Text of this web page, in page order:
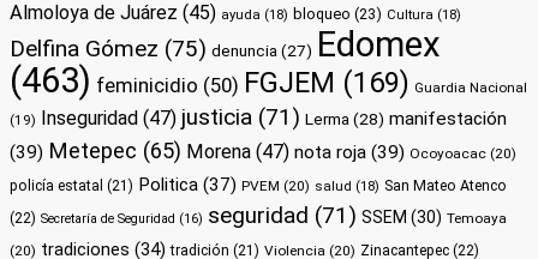
Almoloya de Juárez (45) ayuda (18) bloqueo (23) Cultura (18)
Delfina Gómez (75) denuncia (27) Edomex
(463) feminicidio (50) FGJEM (169) Guardia Nacional
(19) Inseguridad (47) justicia (71) Lerma (28) manifestación
(39) Metepec (65) Morena (47) nota roja (39) Ocoyoacac (20)
policía estatal (21) Politica (37) PVEM (20) salud (18) San Mateo Atenco
(22) Secretaría de Seguridad (16) seguridad (71) SSEM (30) Temoaya
(20) tradiciones (34) tradición (21) Violencia (20) Zinacantepec (22)